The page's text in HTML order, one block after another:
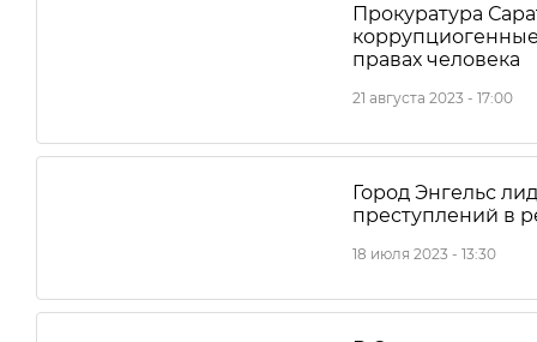
Прокуратура
правах человека
21 августа 2023 - 17:00
Город Энгельс
преступлений в
18 июля 2023 - 13:30